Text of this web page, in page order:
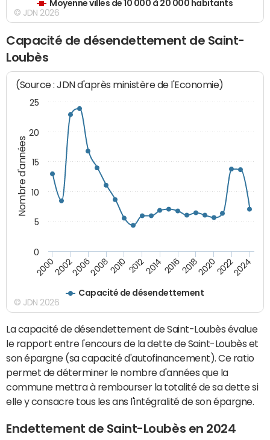
Moyenne villes de 10 000 à 20 000 habitants
© JDN 2026
Capacité de désendettement de Saint-
Loubès
Nombre d'années
(Source : JDN d'après ministère de l'Economie)
Capacité de désendettement
20002002200620082010 2012201420162018202020222024
0
5
10
15
20
25
© JDN 2026
La capacité de désendettement de Saint-Loubès évalue
le rapport entre l'encours de la dette de Saint-Loubès et
son épargne (sa capacité d'autofinancement). Ce ratio
permet de déterminer le nombre d'années que la
commune mettra à rembourser la totalité de sa dette si
elle y consacre tous les ans l'intégralité de son épargne.
Endettement de Saint-Loubès en 2024